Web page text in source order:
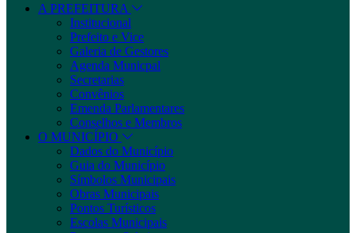
A PREFEITURA
Institucional
Prefeito e Vice
Galeria de Gestores
Agenda Municpal
Secretarias
Convênios
Emenda Parlamentares
Conselhos e Membros
O MUNICÍPIO
Dados do Município
Guia do Município
Símbolos Municipais
Obras Municipais
Pontos Turísticos
Escolas Municipais